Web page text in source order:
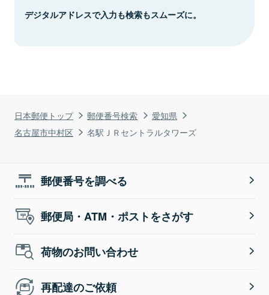
日本郵便トップ 郵便番号検索
愛知県
名古屋市中村区
名駅ＪＲセントラルタワーズ
デジタルアドレスで入力も検索もスムーズに。
郵便番号を調べる
郵便局・ATM・ポストをさがす
荷物のお問い合わせ
再配達のご依頼